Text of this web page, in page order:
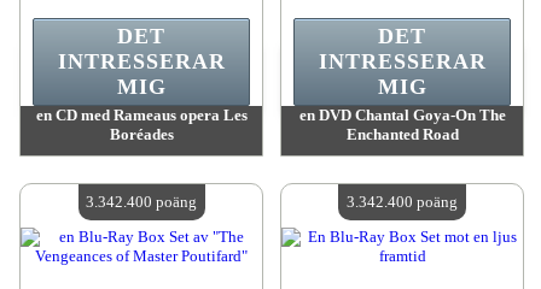
en CD med Rameaus opera Les
Boréades
Antal tillgängliga:4
DET
INTRESSERAR
MIG
en DVD Chantal Goya-On The
Enchanted Road
Antal tillgängliga:4
DET
INTRESSERAR
MIG
3.342.400 poäng 3.342.400 poäng